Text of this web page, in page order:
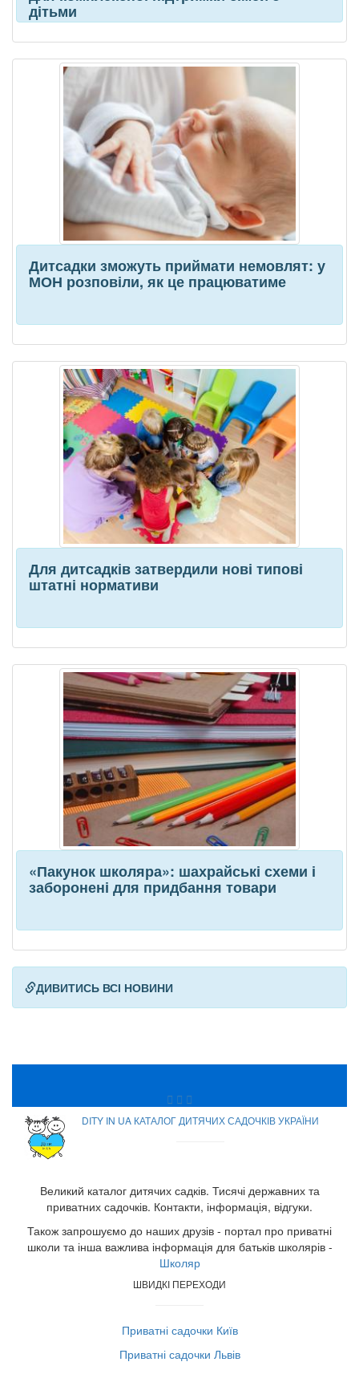
дітьми
Дитсадки зможуть приймати немовлят: у
МОН розповіли, як це працюватиме
Для дитсадків затвердили нові типові
штатні нормативи
«Пакунок школяра»: шахрайські схеми і
заборонені для придбання товари
ДИВИТИСЬ ВСІ НОВИНИ
DITY IN UA КАТАЛОГ ДИТЯЧИХ САДОЧКІВ УКРАЇНИ
Великий каталог дитячих садків. Тисячі державних та
приватних садочків. Контакти, інформація, відгуки.
Також запрошуємо до наших друзів - портал про приватні
школи та інша важлива інформація для батьків школярів -
Школяр
ШВИДКІ ПЕРЕХОДИ
Приватні садочки Київ
Приватні садочки Львів